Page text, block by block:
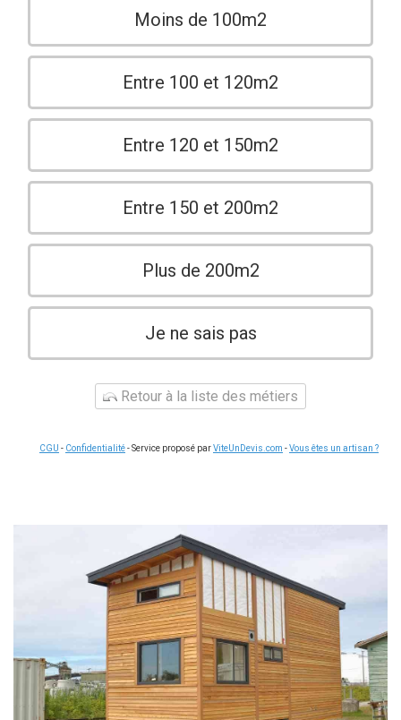
Moins de 100m2
Entre 100 et 120m2
Entre 120 et 150m2
Entre 150 et 200m2
Plus de 200m2
Je ne sais pas
Retour à la liste des métiers
CGU - Confidentialité- Service proposé parViteUnDevis.com -Vous êtes un artisan ?